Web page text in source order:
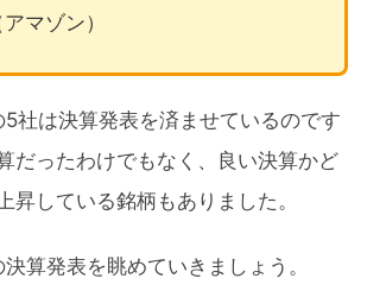
マゾン）
社は決算発表を済ませているのです
だったわけでもなく、良い決算かど
昇している銘柄もありました。
算発表を眺めていきましょう。